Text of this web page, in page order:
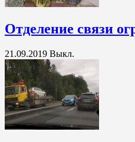
Отделение связи
21.09.2019 Выкл.